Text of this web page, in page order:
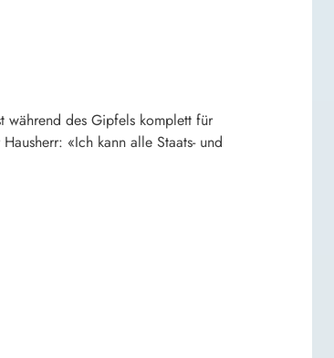
während des Gipfels komplett für
«Ich kann alle Staats- und